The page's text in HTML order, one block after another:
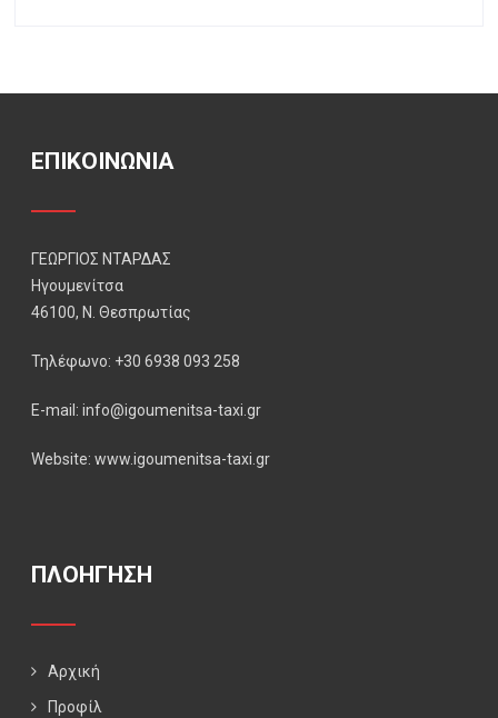
ΕΠΙΚΟΙΝΩΝΙΑ
ΓΕΩΡΓΙΟΣ ΝΤΑΡΔΑΣ
Ηγουμενίτσα
46100, Ν. Θεσπρωτίας
Τηλέφωνο: +30 6938 093 258
E-mail: info@igoumenitsa-taxi.gr
Website: www.igoumenitsa-taxi.gr
ΠΛΟΗΓΗΣΗ
Αρχική
Προφίλ